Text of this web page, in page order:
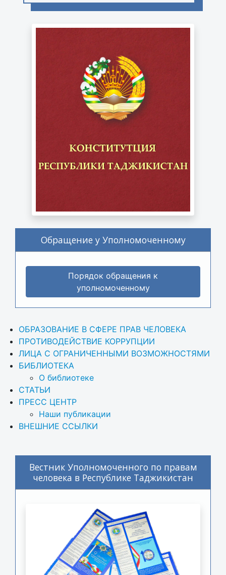
Обращение у Уполномоченному
Порядок обращения к
уполномоченному
ОБРАЗОВАНИЕ В СФЕРЕ ПРАВ ЧЕЛОВЕКА
ПРОТИВОДЕЙСТВИЕ КОРРУПЦИИ
ЛИЦА С ОГРАНИЧЕННЫМИ ВОЗМОЖНОСТЯМИ
БИБЛИОТЕКА
О библиотеке
СТАТЬИ
ПРЕСС ЦЕНТР
Наши публикации
ВНЕШНИЕ ССЫЛКИ
Вестник Уполномоченного по правам
человека в Республике Таджикистан